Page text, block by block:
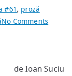
#61 , proză
No Comments
de Ioan Suciu